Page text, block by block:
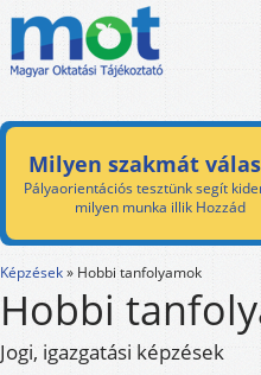
Milyen szakmát
Pályaorientációs tesztünk segít
milyen munka illik Hozzád
Képzések» Hobbi tanfolyamok
Hobbi
Jogi, igazgatási képzések